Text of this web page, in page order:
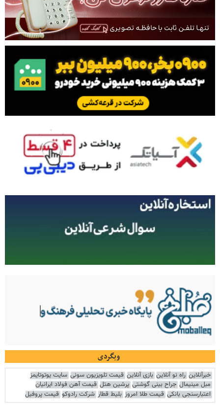
وبگردی
خبرآنلاین راه نو آنلاین بازی آنلاین قیمت تلویزیون سونی سایت یوتوتایمز
مبل مینیمال جراح بینی گوشتی پرشین هتل قیمت آهن فولاد ایرانیان
اعتبارسنجی بانکی قیمت طلا امروز بلیط قطار شرکت رادوکو قیمت پروفیل